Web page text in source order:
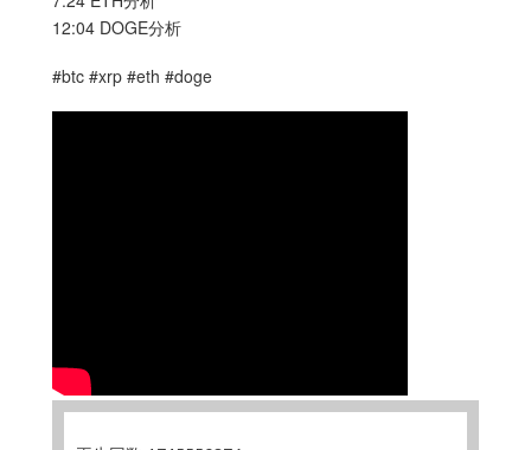
12:04 DOGE分析
#btc #xrp #eth #doge